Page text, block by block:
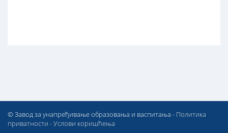
© Завод за унапређивање образовања и васпитања - Политика
приватности -Услови коришћења